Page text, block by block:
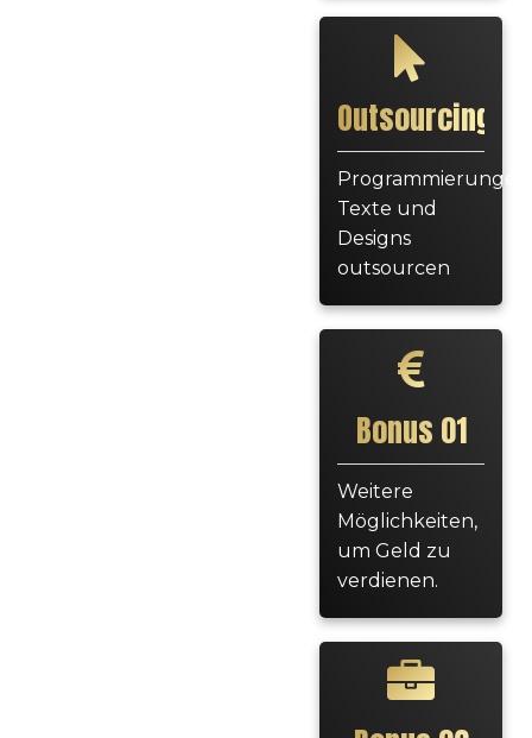
Outsourcing
Programmierungen,
Texte und
Designs
outsourcen
Bonus 01
Weitere
Möglichkeiten,
um Geld zu
verdienen.